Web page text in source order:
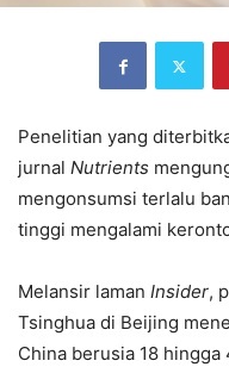
Penelitian yang
jurnal Nutrients
mengonsumsi terlalu
tinggi mengalami
Melansir laman Insider,
Tsinghua di Beijing
China berusia 18